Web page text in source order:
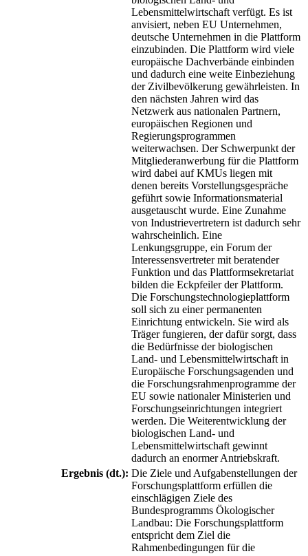
Lebensmittelwirtschaft verfügt. Es ist
anvisiert, neben EU Unternehmen,
deutsche Unternehmen in die Plattform
einzubinden. Die Plattform wird viele
europäische Dachverbände einbinden
und dadurch eine weite Einbeziehung
der Zivilbevölkerung gewährleisten. In
den nächsten Jahren wird das
Netzwerk aus nationalen Partnern,
europäischen Regionen und
Regierungsprogrammen
weiterwachsen. Der Schwerpunkt der
Mitgliederanwerbung für die Plattform
wird dabei auf KMUs liegen mit
denen bereits Vorstellungsgespräche
geführt sowie Informationsmaterial
ausgetauscht wurde. Eine Zunahme
von Industrievertretern ist dadurch sehr
wahrscheinlich. Eine
Lenkungsgruppe, ein Forum der
Interessensvertreter mit beratender
Funktion und das Plattformsekretariat
bilden die Eckpfeiler der Plattform.
Die Forschungstechnologieplattform
soll sich zu einer permanenten
Einrichtung entwickeln. Sie wird als
Träger fungieren, der dafür sorgt, dass
die Bedürfnisse der biologischen
Land- und Lebensmittelwirtschaft in
Europäische Forschungsagenden und
die Forschungsrahmenprogramme der
EU sowie nationaler Ministerien und
Forschungseinrichtungen integriert
werden. Die Weiterentwicklung der
biologischen Land- und
Lebensmittelwirtschaft gewinnt
dadurch an enormer Antriebskraft.
Ergebnis (dt.): Die Ziele und Aufgabenstellungen der
Forschungsplattform erfüllen die
einschlägigen Ziele des
Bundesprogramms Ökologischer
Landbau: Die Forschungsplattform
entspricht dem Ziel die
Rahmenbedingungen für die